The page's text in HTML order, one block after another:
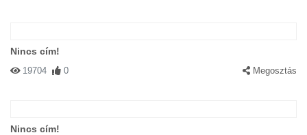
Nincs cím!
19704 0 Megosztás
Nincs cím!